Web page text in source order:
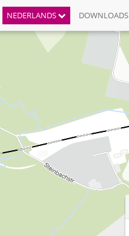
NEDERLANDS DOWNLOADS